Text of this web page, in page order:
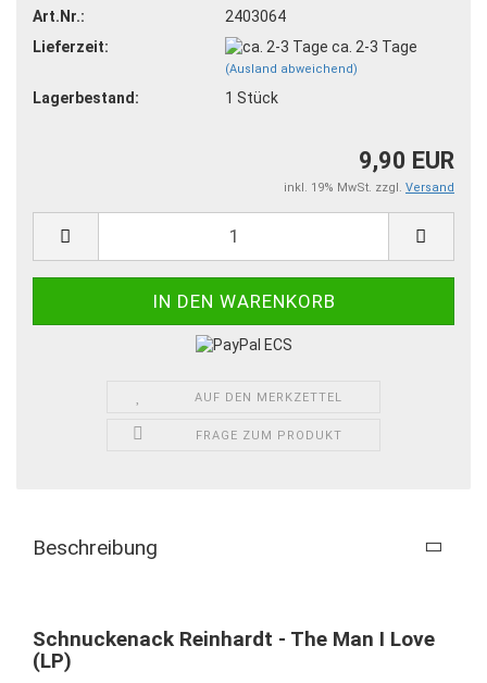
Art.Nr.:
2403064
Lieferzeit:
ca. 2-3 Tage
(Ausland abweichend)
Lagerbestand: 1 Stück
9,90 EUR
inkl. 19% MwSt. zzgl. Versand
AUF DEN MERKZETTEL
FRAGE ZUM PRODUKT
Beschreibung
Schnuckenack Reinhardt - The Man I Love
(LP)